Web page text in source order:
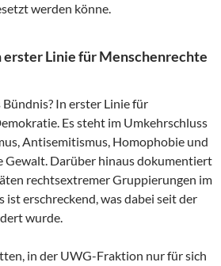
werden könne.
erster Linie für Menschenrechte
In erster Linie für
Es steht im Umkehrschluss
Antisemitismus, Homophobie und
Gewalt. Darüber hinaus dokumentiert
rechtsextremer Gruppierungen im
ist erschreckend, was dabei seit der
wurde.
in der UWG-Fraktion nur für sich